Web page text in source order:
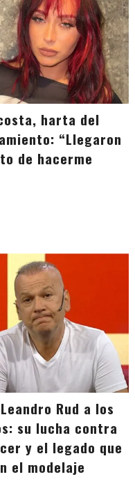
harta del
“Llegaron
de hacerme
Rud a los
su lucha contra
y el legado que
el modelaje